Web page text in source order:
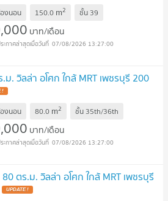
งนอน 150.0 m2 ชั้น 39
บาท/เดือน
07/08/2026 13:27:00
. วิลล่า อโศก ใกล้ MRT เพชรบุรี 200
!
งนอน 80.0 m2 ชั้น 35th/36th
บาท/เดือน
07/08/2026 13:27:00
ตร.ม. วิลล่า อโศก ใกล้ MRT เพชรบุรี
UPDATE !